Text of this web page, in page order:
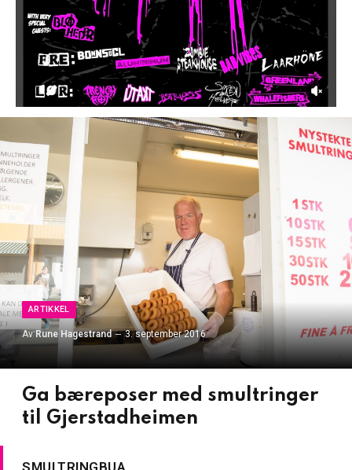
ARTIKKEL
Av Rune Hagestrand 3. september 2016
Ga bæreposer med smultringer
til Gjerstadheimen
SMULTRINGBUA.